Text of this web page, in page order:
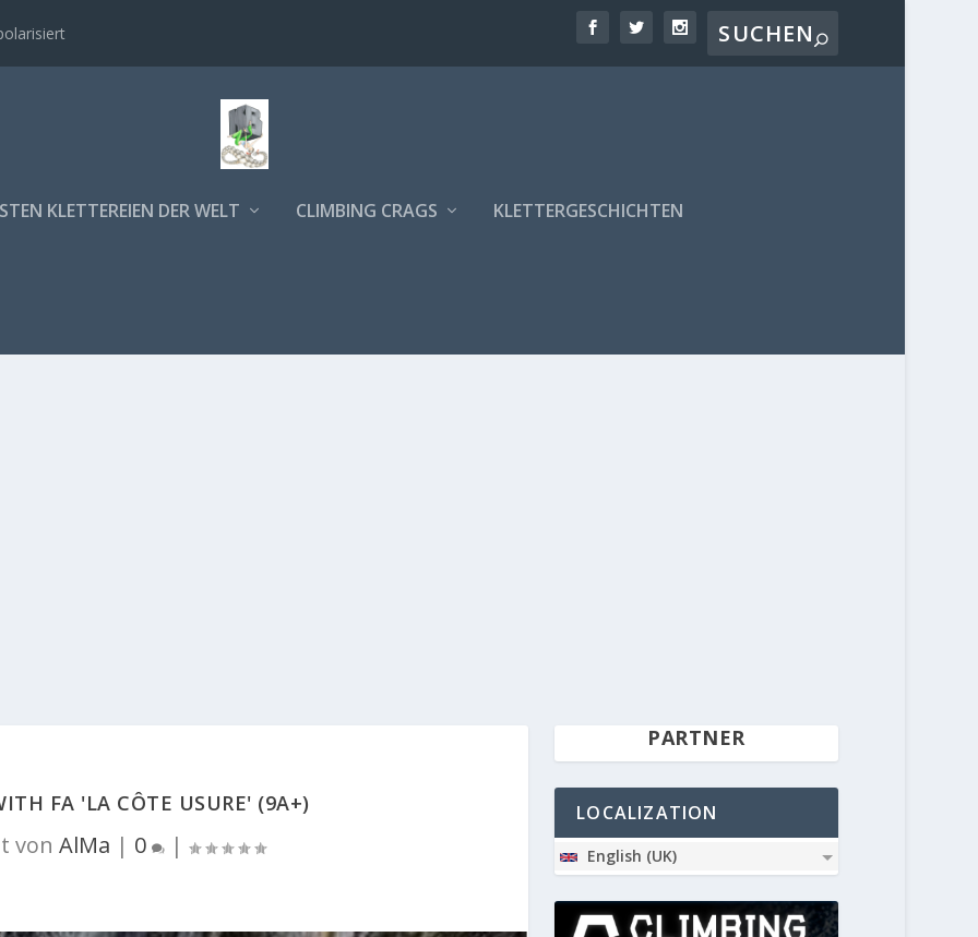
KLETTEREIEN DER WELT CLIMBING CRAGS KLETTERGESCHICHTEN
FA 'LA CÔTE USURE' (9A+)
von AlMa | 0 |
PARTNER
LOCALIZATION
English (UK)